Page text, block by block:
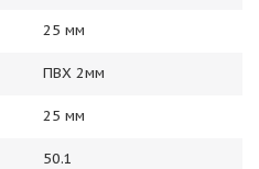
25 мм
ПВХ 2мм
25 мм
50.1